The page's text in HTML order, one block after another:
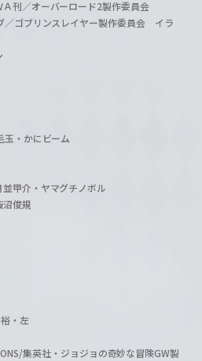
刊／オーバーロード2製作委員会
／ゴブリンスレイヤー製作委員会 イラ
・かにビーム
甲介・ヤマグチノボル
俊規
・左
集英社・ジョジョの奇妙な冒険GW製